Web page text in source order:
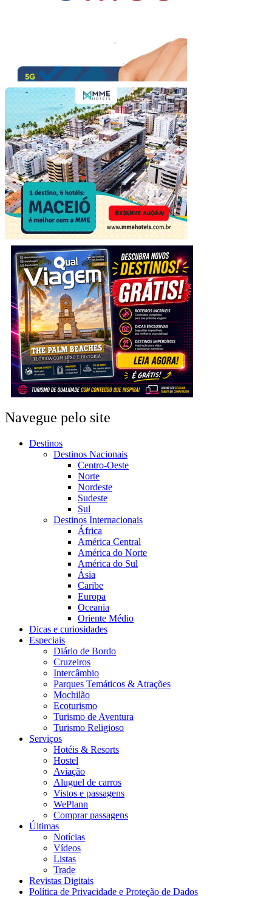
Navegue pelo site
Destinos
Destinos Nacionais
Centro-Oeste
Norte
Nordeste
Sudeste
Sul
Destinos Internacionais
África
América Central
América do Norte
América do Sul
Ásia
Caribe
Europa
Oceania
Oriente Médio
Dicas e curiosidades
Especiais
Diário de Bordo
Cruzeiros
Intercâmbio
Parques Temáticos & Atrações
Mochilão
Ecoturismo
Turismo de Aventura
Turismo Religioso
Serviços
Hotéis & Resorts
Hostel
Aviação
Aluguel de carros
Vistos e passagens
WePlann
Comprar passagens
Últimas
Notícias
Vídeos
Listas
Trade
Revistas Digitais
Política de Privacidade e Proteção de Dados